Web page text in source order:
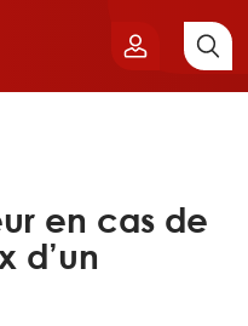
en cas de
d’un